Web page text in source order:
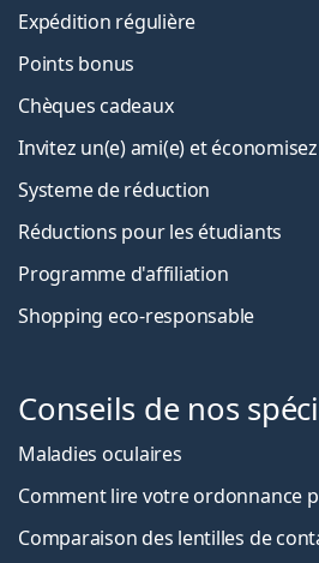
Expédition régulière
Points bonus
Chèques cadeaux
Invitez un(e) ami(e) et économisez
Systeme de réduction
Réductions pour les étudiants
Programme d'affiliation
Shopping eco-responsable
Conseils de nos
Maladies oculaires
Comment lire votre ordonnance
Comparaison des lentilles de